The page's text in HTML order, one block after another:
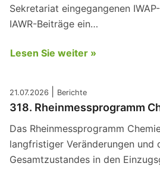
Sekretariat eingegangenen
IAWR-Beiträge ein…
Lesen Sie weiter »
21.07.2026 Berichte
318. Rheinmessprogramm
Das Rheinmessprogramm
langfristiger Veränderungen und
Gesamtzustandes in den